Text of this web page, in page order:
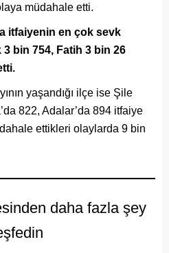
müdahale etti.
itfaiyenin en çok sevk
bin 754, Fatih 3 bin 26
yaşandığı ilçe ise Şile
822, Adalar’da 894 itfaiye
ettikleri olaylarda 9 bin
daha fazla şey